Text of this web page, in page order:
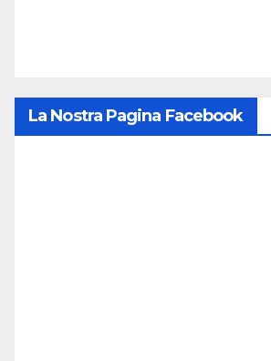
La Nostra Pagina Facebook